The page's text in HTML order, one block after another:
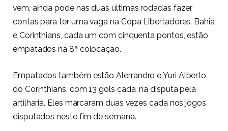
vem, ainda pode nas duas últimas rodadas fazer
contas para ter uma vaga na Copa Libertadores. Bahia
e Corinthians, cada um com cinquenta pontos, estão
empatados na 8ª colocação.
Empatados também estão Alerrandro e Yuri Alberto,
do Corinthians, com 13 gols cada, na disputa pela
artilharia. Eles marcaram duas vezes cada nos jogos
disputados neste fim de semana.